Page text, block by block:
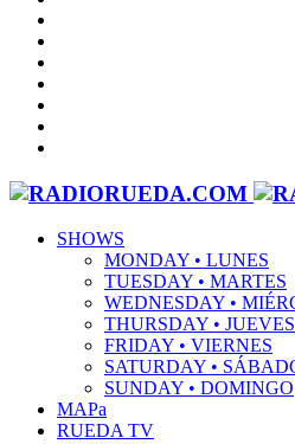
SHOWS
MONDAY • LUNES
TUESDAY • MARTES
WEDNESDAY •
THURSDAY • JUEVES
FRIDAY • VIERNES
SATURDAY •
SUNDAY • DOMINGO
MAPa
RUEDA TV